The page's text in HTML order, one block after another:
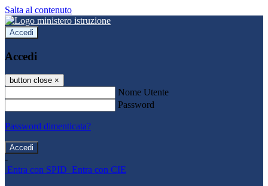
Salta al contenuto
Accedi
Accedi
button close ×
Nome Utente
Password
Password dimenticata?
-
Entra con SPID Entra con CIE